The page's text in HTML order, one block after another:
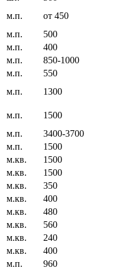
м.п.
от 450
м.п.
500
м.п.
400
м.п.
850-1000
м.п.
550
м.п.
1300
м.п.
1500
м.п.
3400-3700
м.п.
1500
м.кв.
1500
м.кв.
1500
м.кв.
350
м.кв.
400
м.кв.
480
м.кв.
560
м.кв.
240
м.кв.
400
м.п.
960